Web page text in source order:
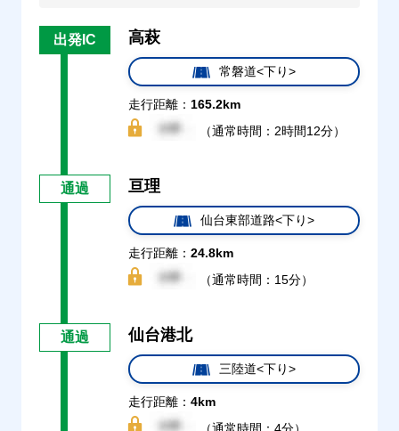
出発IC 高萩
常磐道<下り>
走行距離： 165.2km
（通常時間：2時間12分）
通過 亘理
仙台東部道路<下り>
走行距離： 24.8km
（通常時間：15分）
通過 仙台港北
三陸道<下り>
走行距離： 4km